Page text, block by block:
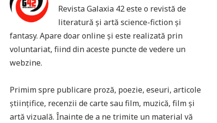
Revista Galaxia 42 este o revistă de
literatură și artă science-fiction și
fantasy. Apare doar online și este realizată prin
voluntariat, fiind din aceste puncte de vedere un
webzine.
Primim spre publicare proză, poezie, eseuri, articole
științifice, recenzii de carte sau film, muzică, film și
artă vizuală. Înainte de a ne trimite un material vă